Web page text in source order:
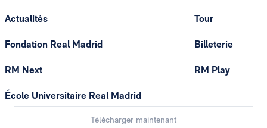
Actualités
Fondation Real Madrid
RM Next
École Universitaire Real Madrid
Tour
Billeterie
RM Play
Télécharger maintenant